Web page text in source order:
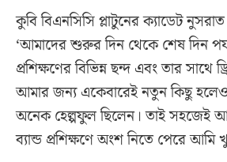
কুবি বিএনসিসি প্লাটুনের ক্যাডেট
‘আমাদের শুরুর দিন থেকে শেষ দিন
প্রশিক্ষণের বিভিন্ন ছন্দ এবং তার সাথে
আমার জন্য একেবারেই নতুন কিছু হলেও
অনেক হেল্পফুল ছিলেন। তাই সহজেই
ব্যান্ড প্রশিক্ষণে অংশ নিতে পেরে আমি